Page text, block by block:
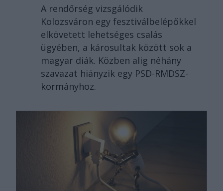
A rendőrség vizsgálódik
Kolozsváron egy fesztiválbelépőkkel
elkövetett lehetséges csalás
ügyében, a károsultak között sok a
magyar diák. Közben alig néhány
szavazat hiányzik egy PSD-RMDSZ-
kormányhoz.